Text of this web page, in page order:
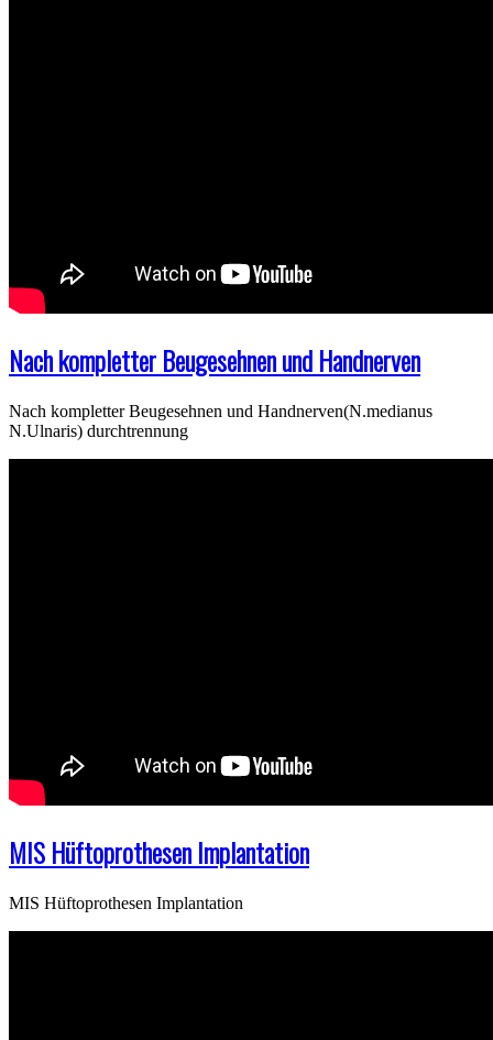
Nach kompletter Beugesehnen und Handnerven
Nach kompletter Beugesehnen und Handnerven(N.medianus
N.Ulnaris) durchtrennung
MIS Hüftoprothesen Implantation
MIS Hüftoprothesen Implantation